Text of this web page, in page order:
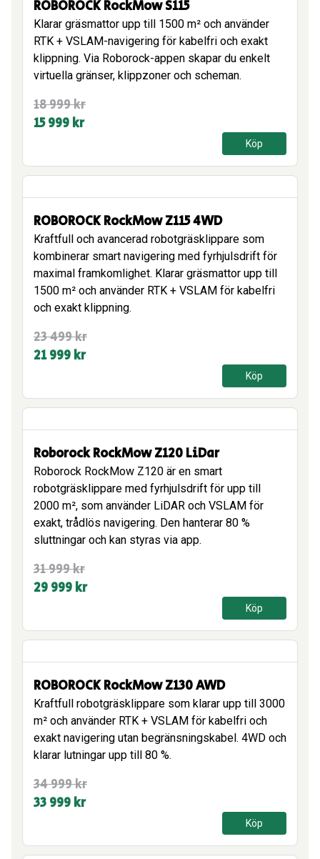
ROBOROCK RockMow S115
Klarar gräsmattor upp till 1500 m² och använder
RTK + VSLAM-navigering för kabelfri och exakt
klippning. Via Roborock-appen skapar du enkelt
virtuella gränser, klippzoner och scheman.
18 999kr
Det
ursprungliga
18
999 kr.
15 999kr
Det
nuvarande
15
999 kr.
Köp
ROBOROCK RockMow Z115 4WD
Kraftfull och avancerad robotgräsklippare som
kombinerar smart navigering med fyrhjulsdrift för
maximal framkomlighet. Klarar gräsmattor upp till
1500 m² och använder RTK + VSLAM för kabelfri
och exakt klippning.
23 499kr
Det
ursprungliga
23
499 kr.
21 999kr
Det
nuvarande
21
999 kr.
Köp
Roborock RockMow Z120 LiDar
Roborock RockMow Z120 är en smart
robotgräsklippare med fyrhjulsdrift för upp till
2000 m², som använder LiDAR och VSLAM för
exakt, trådlös navigering. Den hanterar 80 %
sluttningar och kan styras via app.
31 999kr
Det
ursprungliga
31
999 kr.
29 999kr
Det
nuvarande
29
999 kr.
Köp
ROBOROCK RockMow Z130 AWD
Kraftfull robotgräsklippare som klarar upp till 3000
m² och använder RTK + VSLAM för kabelfri och
exakt navigering utan begränsningskabel. 4WD och
klarar lutningar upp till 80 %.
34 999kr
Det
ursprungliga
33 999kr
Det
nuvarande
Köp